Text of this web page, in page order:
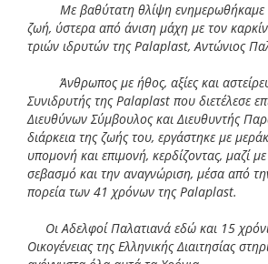
Με βαθύτατη θλίψη ενημερωθήκαμε
ζωή, ύστερα από άνιση μάχη με τον
τριών ιδρυτών τηςPalaplast, Αντώνιος
Άνθρωπος με ήθος, αξίες και
Συνιδρυτής τηςPalaplast που διετέλεσε
Διευθύνων Σύμβουλος και Διευθυντής
διάρκεια της ζωής του, εργάστηκε με
υπομονή και επιμονή, κερδίζοντας, μαζί
σεβασμό και την αναγνώριση, μέσα από
πορεία των 41 χρόνων τηςPalaplast.
Οι Αδελφοί Παλατιανά εδώ και 15
Οικογένειας της Ελληνικής Διαιτησίας